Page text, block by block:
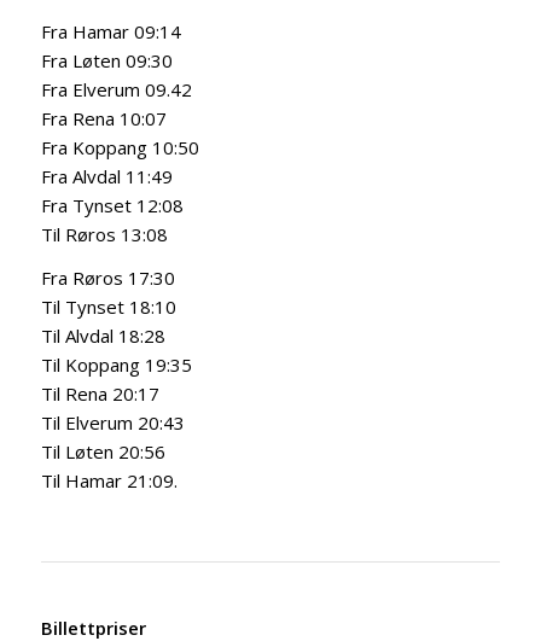
Fra Hamar 09:14
Fra Løten 09:30
Fra Elverum 09.42
Fra Rena 10:07
Fra Koppang 10:50
Fra Alvdal 11:49
Fra Tynset 12:08
Til Røros 13:08
Fra Røros 17:30
Til Tynset 18:10
Til Alvdal 18:28
Til Koppang 19:35
Til Rena 20:17
Til Elverum 20:43
Til Løten 20:56
Til Hamar 21:09.
Billettpriser